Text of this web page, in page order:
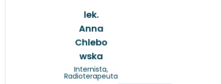
lek.
Anna
Chlebo
wska
Internista,
Radioterapeuta